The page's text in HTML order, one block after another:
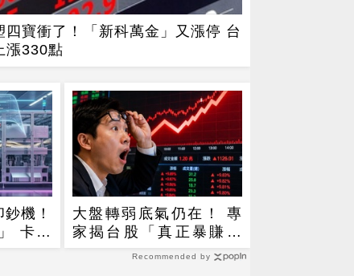
四寶衝了！「新科萬金」又漲停 台
漲330點
機！
卡死
大盤轉弱底氣仍在！ 專
家揭台股「真正暴賺時
機」
Recommended by